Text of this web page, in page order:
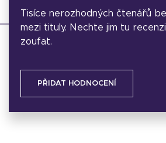
Tisíce nerozhodných čtenářů
mezi tituly. Nechte jim tu
zoufat.
PŘIDAT HODNOCENÍ